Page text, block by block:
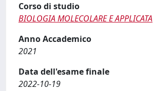
Corso di studio
BIOLOGIA MOLECOLARE E APPLICATA
Anno Accademico
2021
Data dell'esame finale
2022-10-19